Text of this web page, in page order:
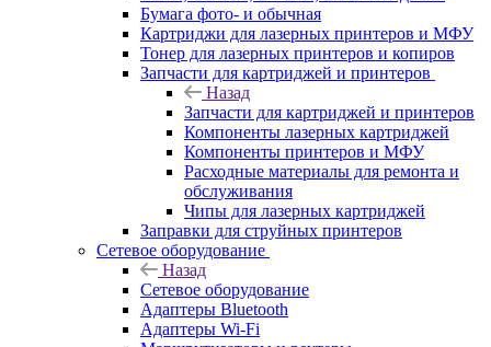
Бумага фото- и обычная
Картриджи для лазерных принтеров и МФУ
Тонер для лазерных принтеров и копиров
Запчасти для картриджей и принтеров
Назад
Запчасти для картриджей и принтеров
Компоненты лазерных картриджей
Компоненты принтеров и МФУ
Расходные материалы для ремонта и
обслуживания
Чипы для лазерных картриджей
Заправки для струйных принтеров
Сетевое оборудование
Назад
Сетевое оборудование
Адаптеры Bluetooth
Адаптеры Wi-Fi